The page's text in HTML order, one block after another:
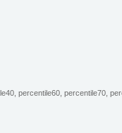
percentile60, percentile70,